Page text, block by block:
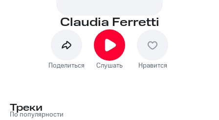
Claudia Ferretti
Поделиться Слушать Нравится
Треки
По популярности